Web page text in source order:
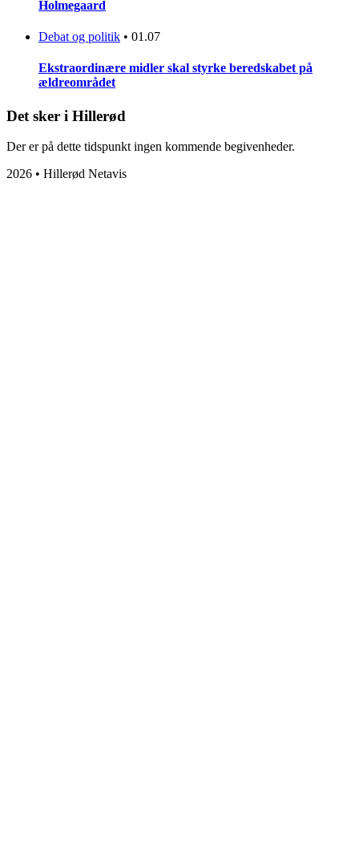
Holmegaard
Debat og politik • 01.07
Ekstraordinære midler skal styrke beredskabet på
ældreområdet
Det sker i Hillerød
Der er på dette tidspunkt ingen kommende begivenheder.
2026 • Hillerød Netavis